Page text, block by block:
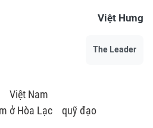
Việt Hưng
The Leader
Việt Nam
ở Hòa Lạc
quỹ đạo